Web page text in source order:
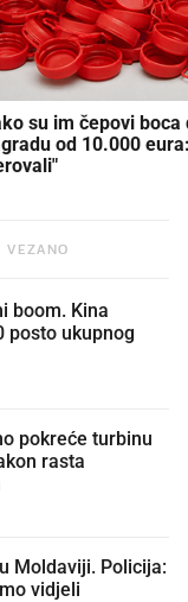
su im čepovi boca
od 10.000
VEZANO
boom. Kina
posto ukupnog
pokreće turbinu
rasta
Moldaviji. Policija:
vidjeli